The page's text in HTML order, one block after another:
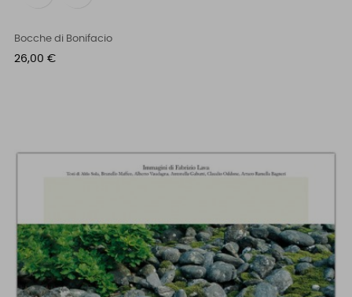
Bocche di Bonifacio
Prezzo
26,00 €